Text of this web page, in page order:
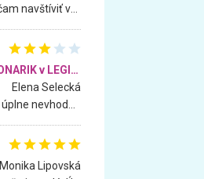
Vnútorné detské ihrisko LEGIONARIK v LEGIA Fitness
Elena Selecká
. Monika Lipovská